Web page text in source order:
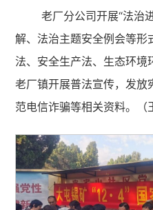
老厂分公司开展“法治
解、法治主题安全例会等形
法、安全生产法、生态环
老厂镇开展普法宣传，发
范电信诈骗等相关资料。（